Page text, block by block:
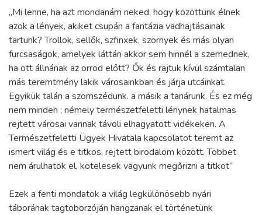
„Mi lenne, ha azt mondanám neked, hogy közöttünk élnek
azok a lények, akiket csupán a fantázia vadhajtásainak
tartunk? Trollok, sellők, szfinxek, szörnyek és más olyan
furcsaságok, amelyek láttán akkor sem hinnél a szemednek,
ha ott állnának az orrod előtt? Ők és rajtuk kívül számtalan
más teremtmény lakik városainkban és járja utcáinkat.
Egyikük talán a szomszédunk. a másik a tanárunk. És ez még
nem minden ; némely természetfeletti lénynek hatalmas
rejtett városai vannak távoli elhagyatott vidékeken. A
Természetfeletti Ügyek Hivatala kapcsolatot teremt az
ismert világ és e titkos, rejtett birodalom között. Többet
nem árulhatok el, kötelesek vagyunk megőrizni a titkot”
Ezek a fenti mondatok a világ legkülönösebb nyári
táborának tagtoborzóján hangzanak el történetünk